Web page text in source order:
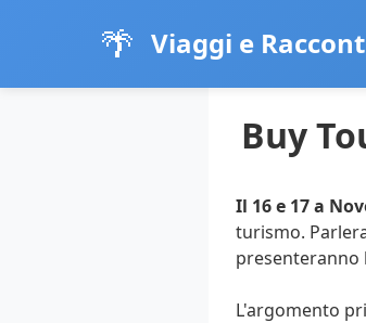
🌴 Viaggi e
Buy
Il 16 e 17 a
turismo.
presenteranno
L'argomento